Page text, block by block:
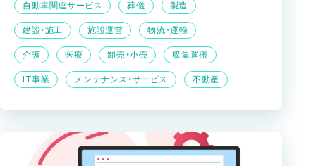
IT事業 メンテナンス・サービス 不動産
介護 医療 卸売・小売 収集運搬
建設・施工 施設運営 物流・運輸
自動車関連サービス 葬儀 製造